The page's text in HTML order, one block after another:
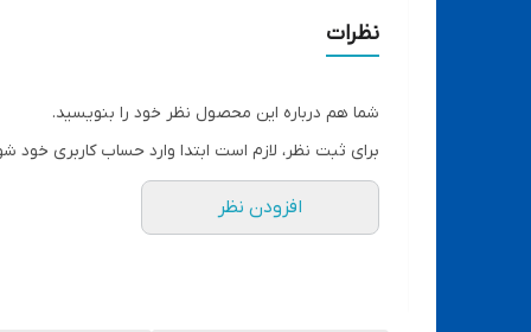
نظرات
شما هم درباره این محصول نظر خود را بنویسید.
برای ثبت نظر، لازم است ابتدا وارد حساب کاربری خود
افزودن نظر